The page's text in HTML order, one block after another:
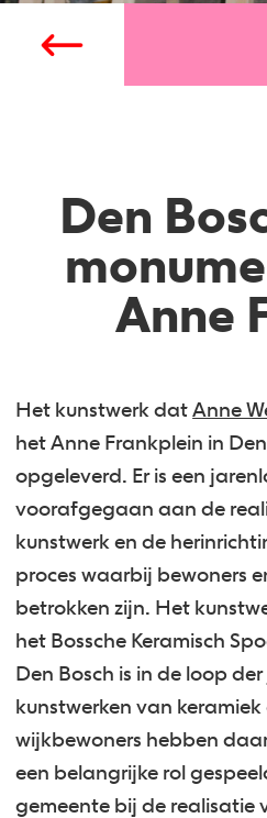
Den
Anne
Het kunstwerk datAnne
het Anne Frankplein in
opgeleverd. Er is een
voorafgegaan aan de
kunstwerk en de
proces waarbij bewoners
betrokken zijn. Het
het Bossche Keramisch
Den Bosch is in de loop
kunstwerken van
wijkbewoners hebben
een belangrijke rol
gemeente bij de realisatie